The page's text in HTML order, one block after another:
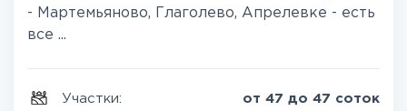
- Мартемьяново, Глаголево, Апрелевке - есть
все ...
Участки: от 47 до 47 соток